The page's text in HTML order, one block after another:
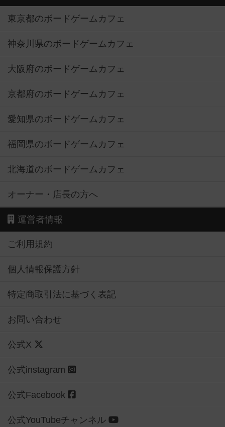
東京都のボードゲームカフェ
神奈川県のボードゲームカフェ
大阪府のボードゲームカフェ
京都府のボードゲームカフェ
愛知県のボードゲームカフェ
福岡県のボードゲームカフェ
北海道のボードゲームカフェ
オーナー・店長の方へ
運営者情報
ご利用規約
個人情報保護方針
特定商取引法に基づく表記
お問い合わせ
公式X
公式instagram
公式Facebook
公式YouTubeチャンネル